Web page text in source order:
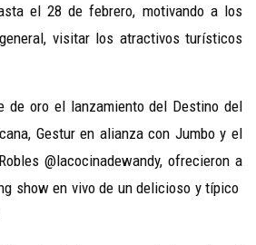
el 28 de febrero, motivando a los
visitar los atractivos turísticos
de oro el lanzamiento del Destino del
Gestur en alianza con Jumbo y el
@lacocinadewandy, ofrecieron a
show en vivo de un delicioso y típico